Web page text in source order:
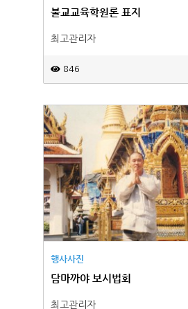
불교교육학원론 표지
최고관리자
846
행사사진
담마까야 보시법회
최고관리자